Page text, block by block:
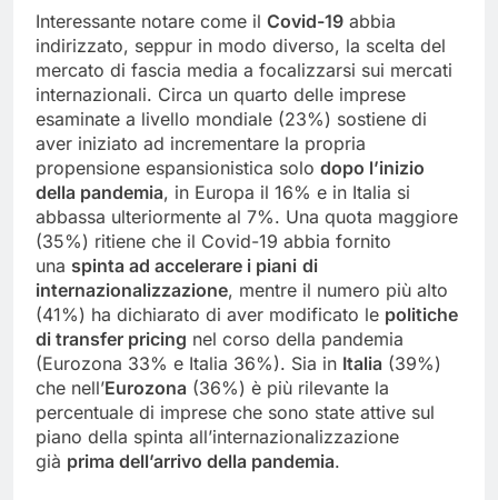
Interessante notare come il Covid-19 abbia
indirizzato, seppur in modo diverso, la scelta del
mercato di fascia media a focalizzarsi sui mercati
internazionali. Circa un quarto delle imprese
esaminate a livello mondiale (23%) sostiene di
aver iniziato ad incrementare la propria
propensione espansionistica solo dopo l’inizio
della pandemia, in Europa il 16% e in Italia si
abbassa ulteriormente al 7%. Una quota maggiore
(35%) ritiene che il Covid-19 abbia fornito
una spinta ad accelerare i piani di
internazionalizzazione, mentre il numero più alto
(41%) ha dichiarato di aver modificato le politiche
di transfer pricing nel corso della pandemia
(Eurozona 33% e Italia 36%). Sia in Italia (39%)
che nell’Eurozona (36%) è più rilevante la
percentuale di imprese che sono state attive sul
piano della spinta all’internazionalizzazione
già prima dell’arrivo della pandemia.